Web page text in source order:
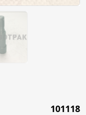
101118